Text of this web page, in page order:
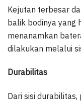
Kejutan terbesar
balik bodinya yang
menanamkan
dilakukan melalui
Durabilitas
Dari sisi